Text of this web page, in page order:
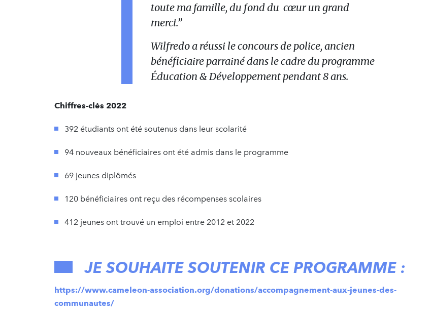
toute ma famille, du fond du cœur un grand
merci.”
Wilfredo a réussi le concours de police, ancien
bénéficiaire parrainé dans le cadre du programme
Éducation & Développement pendant 8 ans.
Chiffres-clés 2022
392 étudiants ont été soutenus dans leur scolarité
94 nouveaux bénéficiaires ont été admis dans le programme
69 jeunes diplômés
120 bénéficiaires ont reçu des récompenses scolaires
412 jeunes ont trouvé un emploi entre 2012 et 2022
JE SOUHAITE SOUTENIR CE PROGRAMME :
https://www.cameleon-association.org/donations/accompagnement-aux-jeunes-des-
communautes/